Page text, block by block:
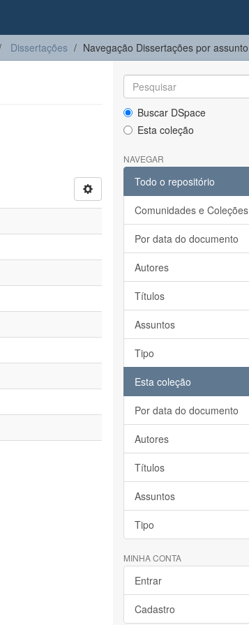
Dissertações Navegação Dissertações por assunto
Buscar DSpace
Esta coleção
NAVEGAR
Todo o repositório
Comunidades e Coleções
Por data do documento
Autores
Títulos
Assuntos
Tipo
Esta coleção
Por data do documento
Autores
Títulos
Assuntos
Tipo
MINHA CONTA
Entrar
Cadastro